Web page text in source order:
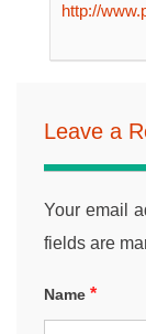
http://
Leave a
Your email
fields are
Name *